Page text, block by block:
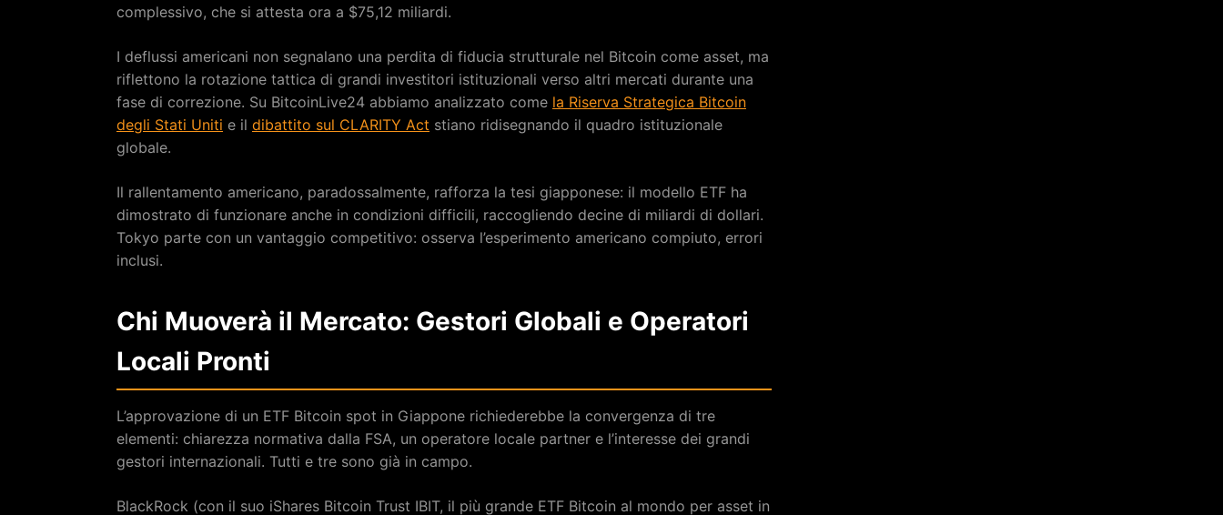
complessivo, che si attesta ora a $75,12 miliardi.
I deflussi americani non segnalano una perdita di fiducia strutturale nel Bitcoin come asset, ma
riflettono la rotazione tattica di grandi investitori istituzionali verso altri mercati durante una
fase di correzione. Su BitcoinLive24 abbiamo analizzato come la Riserva Strategica Bitcoin
degli Stati Uniti e il dibattito sul CLARITY Act stiano ridisegnando il quadro istituzionale
globale.
Il rallentamento americano, paradossalmente, rafforza la tesi giapponese: il modello ETF ha
dimostrato di funzionare anche in condizioni difficili, raccogliendo decine di miliardi di dollari.
Tokyo parte con un vantaggio competitivo: osserva l’esperimento americano compiuto, errori
inclusi.
Chi Muoverà il Mercato: Gestori Globali e Operatori
Locali Pronti
L’approvazione di un ETF Bitcoin spot in Giappone richiederebbe la convergenza di tre
elementi: chiarezza normativa dalla FSA, un operatore locale partner e l’interesse dei grandi
gestori internazionali. Tutti e tre sono già in campo.
BlackRock (con il suo iShares Bitcoin Trust IBIT, il più grande ETF Bitcoin al mondo per asset in